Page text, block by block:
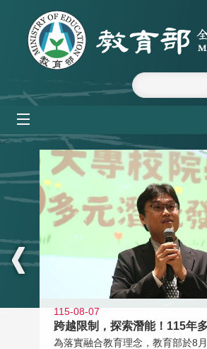
跳到主要內容區塊
:::
115-08-07
跨越限制，探索潛能！115年
為落實融合教育理念，教育部於8